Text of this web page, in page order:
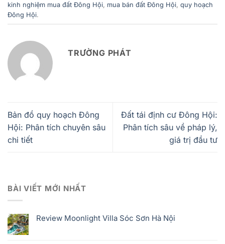
kinh nghiệm mua đất Đông Hội, mua bán đất Đông Hội, quy hoạch
Đông Hội.
TRƯỜNG PHÁT
Bản đồ quy hoạch Đông
Hội: Phân tích chuyên sâu
chi tiết
Đất tái định cư Đông Hội:
Phân tích sâu về pháp lý,
giá trị đầu tư
BÀI VIẾT MỚI NHẤT
Review Moonlight Villa Sóc Sơn Hà Nội